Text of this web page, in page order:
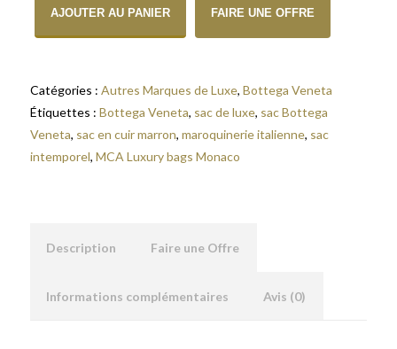
AJOUTER AU PANIER FAIRE UNE OFFRE
Catégories : Autres Marques de Luxe, Bottega Veneta
Étiquettes : Bottega Veneta, sac de luxe, sac Bottega
Veneta, sac en cuir marron, maroquinerie italienne, sac
intemporel, MCA Luxury bags Monaco
Description Faire une Offre
Informations complémentaires Avis (0)